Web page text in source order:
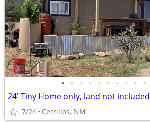
• • • • • • • • • •
24' Tiny Home only, land not included
7/24 Cerrillos, NM